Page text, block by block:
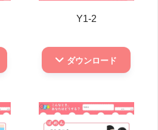
Y1-2
ダウンロード